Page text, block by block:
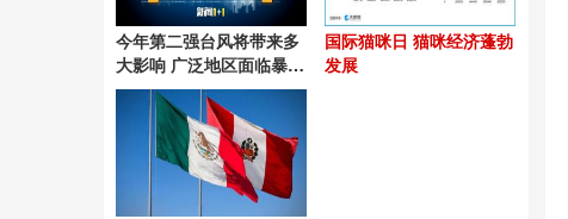
今年第二强台风将带来多
大影响 广泛地区面临暴雨
考验
国际猫咪日 猫咪经济蓬勃
发展